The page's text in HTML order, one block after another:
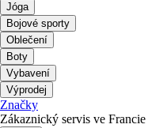
Jóga
Bojové sporty
Oblečení
Boty
Vybavení
Výprodej
Značky
Zákaznický servis ve Francie